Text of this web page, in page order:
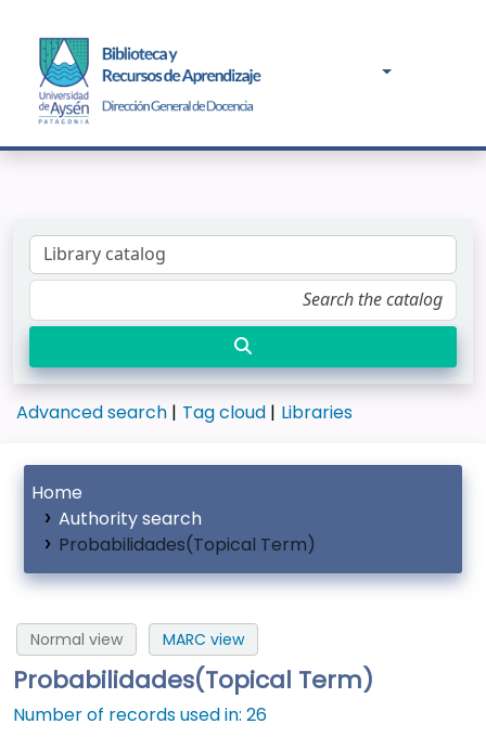
Advanced search Tag cloud Libraries
Home
Authority search
Probabilidades(Topical Term)
Normal view MARC view
Probabilidades(Topical Term)
Number of records used in: 26